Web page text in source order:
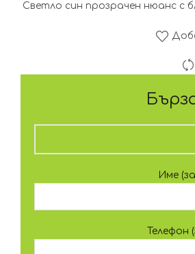
Светло син прозрачен нюанс с
Име
Телефон